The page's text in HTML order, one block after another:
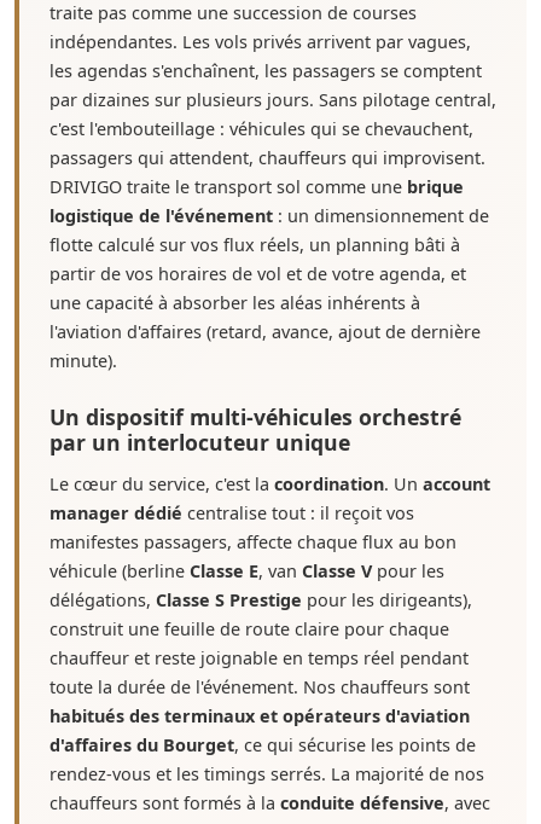
traite pas comme une succession de courses
indépendantes. Les vols privés arrivent par vagues,
les agendas s'enchaînent, les passagers se comptent
par dizaines sur plusieurs jours. Sans pilotage central,
c'est l'embouteillage : véhicules qui se chevauchent,
passagers qui attendent, chauffeurs qui improvisent.
DRIVIGO traite le transport sol comme une brique
logistique de l'événement : un dimensionnement de
flotte calculé sur vos flux réels, un planning bâti à
partir de vos horaires de vol et de votre agenda, et
une capacité à absorber les aléas inhérents à
l'aviation d'affaires (retard, avance, ajout de dernière
minute).
Un dispositif multi-véhicules orchestré
par un interlocuteur unique
Le cœur du service, c'est la coordination. Un account
manager dédié centralise tout : il reçoit vos
manifestes passagers, affecte chaque flux au bon
véhicule (berline Classe E, van Classe Vpour les
délégations, Classe S Prestige pour les dirigeants),
construit une feuille de route claire pour chaque
chauffeur et reste joignable en temps réel pendant
toute la durée de l'événement. Nos chauffeurs sont
habitués des terminaux et opérateurs d'aviation
d'affaires du Bourget, ce qui sécurise les points de
rendez-vous et les timings serrés. La majorité de nos
chauffeurs sont formés à la conduite défensive, avec